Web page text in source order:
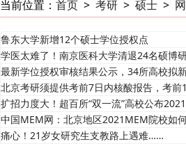
当前位置： 首页 > 考研 > 硕士 >
鲁东大学新增12个硕士学位授权点
学医太难了！南京医科大学清退24名硕博
最新学位授权审核结果公示，34所高校拟
北京考研须提供考前7日内核酸报告，考前
扩招力度大！超百所“双一流”高校公布
中国MEM网：北京地区2021MEM院校如
痛心！21岁女研究生支教路上遇难……